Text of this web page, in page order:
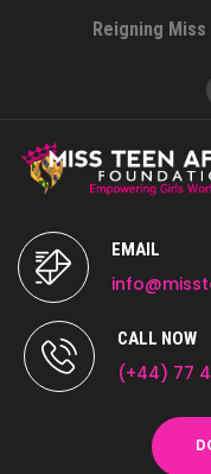
Reigning
EMAIL
CALL NOW
(+44) 77